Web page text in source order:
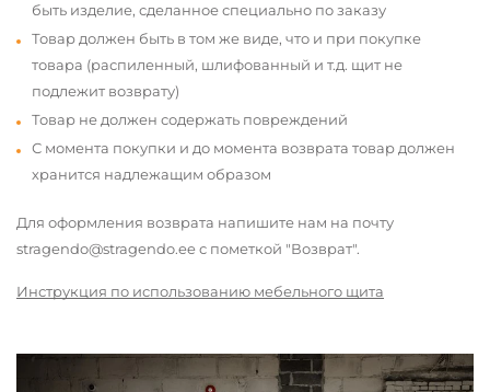
быть изделие, сделанное специально по заказу
Товар должен быть в том же виде, что и при покупке
товара (распиленный, шлифованный и т.д. щит не
подлежит возврату)
Товар не должен содержать повреждений
С момента покупки и до момента возврата товар должен
хранится надлежащим образом
Для оформления возврата напишите нам на почту
stragendo@stragendo.ee с пометкой "Возврат".
Инструкция по использованию мебельного щита